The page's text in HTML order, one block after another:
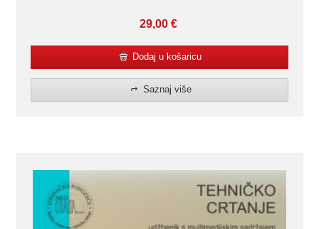
29,00 €
Dodaj u košaricu
Saznaj više